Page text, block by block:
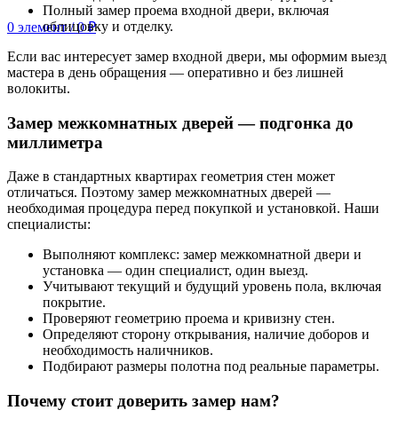
0 элемент / 0₽
Полный замер проема входной двери, включая
облицовку и отделку.
Если вас интересует замер входной двери, мы оформим выезд
мастера в день обращения — оперативно и без лишней
волокиты.
Замер межкомнатных дверей — подгонка до
миллиметра
Даже в стандартных квартирах геометрия стен может
отличаться. Поэтому замер межкомнатных дверей —
необходимая процедура перед покупкой и установкой. Наши
специалисты:
Выполняют комплекс: замер межкомнатной двери и
установка — один специалист, один выезд.
Учитывают текущий и будущий уровень пола, включая
покрытие.
Проверяют геометрию проема и кривизну стен.
Определяют сторону открывания, наличие доборов и
необходимость наличников.
Подбирают размеры полотна под реальные параметры.
Почему стоит доверить замер нам?